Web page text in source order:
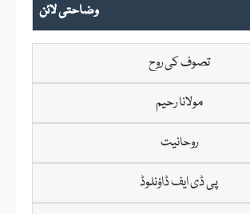
وضاحتی لائن
تصوف کی روح
مولانا رحیم
روحانیت
پی ڈی ایف ڈاؤنلوڈ